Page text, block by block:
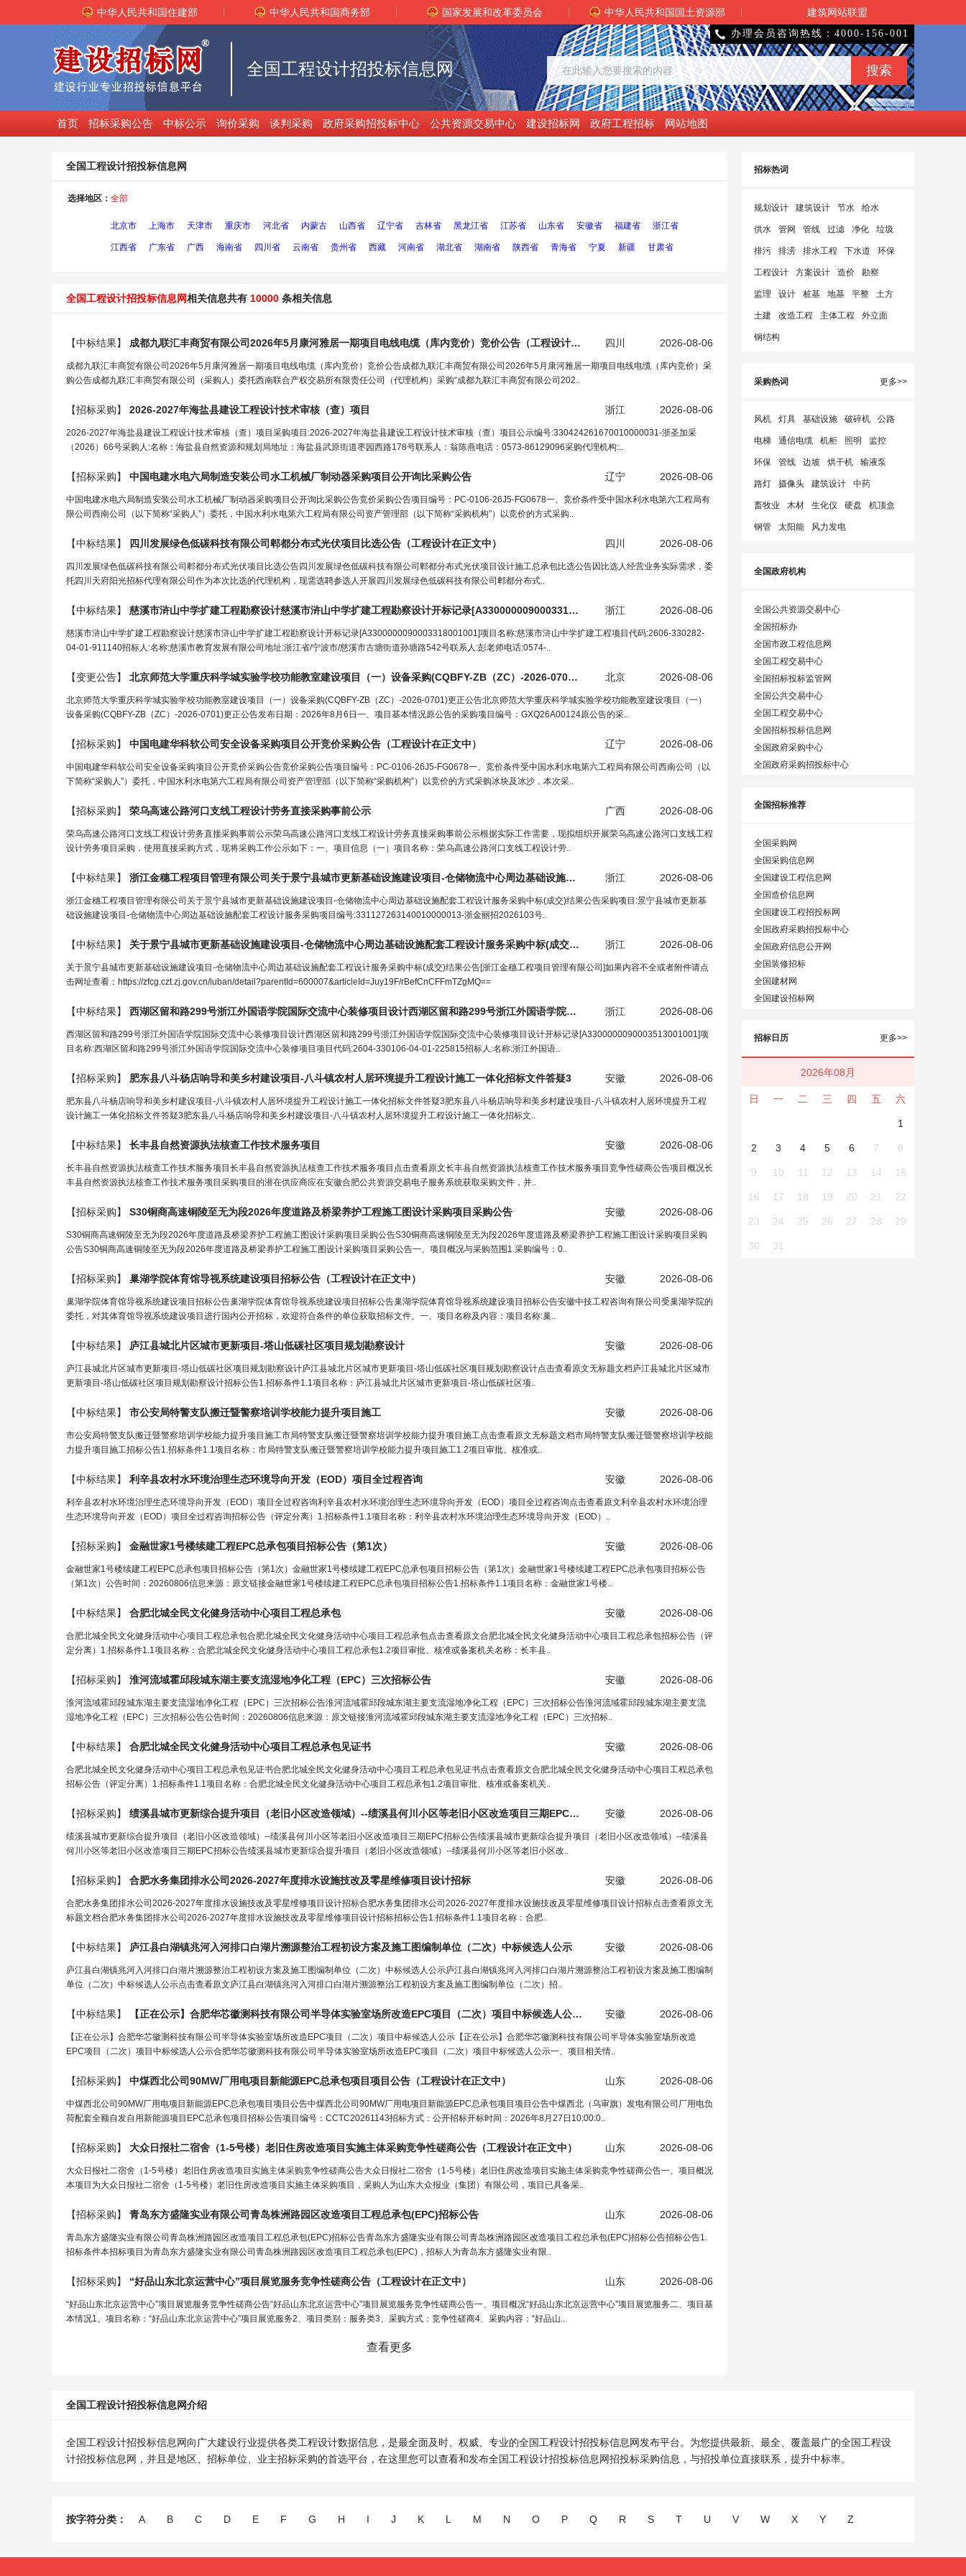
中华人民共和国住建部 中华人民共和国商务部 国家发展和改革委员会 中华人民共和国国土资源部 建筑网站联盟
全国工程设计招投标信息网
 办理会员咨询热线：4000-156-001
首页 招标采购公告 中标公示 询价采购 谈判采购 政府采购招投标中心 公共资源交易中心 建设招标网 政府工程招标 网站地图
全国工程设计招投标信息网
选择地区： 全部
北京市 上海市 天津市 重庆市 河北省 内蒙古 山西省 辽宁省 吉林省 黑龙江省 江苏省 山东省 安徽省 福建省 浙江省
江西省 广东省 广西 海南省 四川省 云南省 贵州省 西藏 河南省 湖北省 湖南省 陕西省 青海省 宁夏 新疆 甘肃省
全国工程设计招投标信息网相关信息共有 10000 条相关信息
【中标结果】 成都九联汇丰商贸有限公司2026年5月康河雅居一期项目电线电缆（库内竞价）竞价公告（工程设计在正文中）
四川 2026-08-06
成都九联汇丰商贸有限公司2026年5月康河雅居一期项目电线电缆（库内竞价）竞价公告成都九联汇丰商贸有限公司2026年5月康河雅居一期项目电线电缆（库内竞价）采
购公告成都九联汇丰商贸有限公司（采购人）委托西南联合产权交易所有限责任公司（代理机构）采购“成都九联汇丰商贸有限公司202..
【招标采购】 2026-2027年海盐县建设工程设计技术审核（查）项目 浙江 2026-08-06
2026-2027年海盐县建设工程设计技术审核（查）项目采购项目:2026-2027年海盐县建设工程设计技术审核（查）项目公示编号:330424261670010000031-浙圣加采
（2026）66号采购人:名称：海盐县自然资源和规划局地址：海盐县武原街道枣园西路178号联系人：翁陈燕电话：0573-86129096采购代理机构:..
【招标采购】 中国电建水电六局制造安装公司水工机械厂制动器采购项目公开询比采购公告 辽宁 2026-08-06
中国电建水电六局制造安装公司水工机械厂制动器采购项目公开询比采购公告竞价采购公告项目编号：PC-0106-26J5-FG0678一、竞价条件受中国水利水电第六工程局有
限公司西南公司（以下简称“采购人”）委托，中国水利水电第六工程局有限公司资产管理部（以下简称“采购机构”）以竞价的方式采购..
【中标结果】 四川发展绿色低碳科技有限公司郫都分布式光伏项目比选公告（工程设计在正文中） 四川 2026-08-06
四川发展绿色低碳科技有限公司郫都分布式光伏项目比选公告四川发展绿色低碳科技有限公司郫都分布式光伏项目设计施工总承包比选公告因比选人经营业务实际需求，委
托四川天府阳光招标代理有限公司作为本次比选的代理机构，现需选聘参选人开展四川发展绿色低碳科技有限公司郫都分布式..
【中标结果】 慈溪市浒山中学扩建工程勘察设计慈溪市浒山中学扩建工程勘察设计开标记录[A3300000090003318001001] 浙江 2026-08-06
慈溪市浒山中学扩建工程勘察设计慈溪市浒山中学扩建工程勘察设计开标记录[A3300000090003318001001]项目名称:慈溪市浒山中学扩建工程项目代码:2606-330282-
04-01-911140招标人:名称:慈溪市教育发展有限公司地址:浙江省/宁波市/慈溪市古塘街道孙塘路542号联系人:彭老师电话:0574-..
【变更公告】 北京师范大学重庆科学城实验学校功能教室建设项目（一）设备采购(CQBFY-ZB（ZC）-2026-0701)更正公告（ 工程设计在正文中）
北京 2026-08-06
北京师范大学重庆科学城实验学校功能教室建设项目（一）设备采购(CQBFY-ZB（ZC）-2026-0701)更正公告北京师范大学重庆科学城实验学校功能教室建设项目（一）
设备采购(CQBFY-ZB（ZC）-2026-0701)更正公告发布日期：2026年8月6日一、项目基本情况原公告的采购项目编号：GXQ26A00124原公告的采..
【招标采购】 中国电建华科软公司安全设备采购项目公开竞价采购公告（工程设计在正文中） 辽宁 2026-08-06
中国电建华科软公司安全设备采购项目公开竞价采购公告竞价采购公告项目编号：PC-0106-26J5-FG0678一、竞价条件受中国水利水电第六工程局有限公司西南公司（以
下简称“采购人”）委托，中国水利水电第六工程局有限公司资产管理部（以下简称“采购机构”）以竞价的方式采购冰块及冰沙，本次采..
【招标采购】 荣乌高速公路河口支线工程设计劳务直接采购事前公示 广西 2026-08-06
荣乌高速公路河口支线工程设计劳务直接采购事前公示荣乌高速公路河口支线工程设计劳务直接采购事前公示根据实际工作需要，现拟组织开展荣乌高速公路河口支线工程
设计劳务项目采购，使用直接采购方式，现将采购工作公示如下：一、项目信息（一）项目名称：荣乌高速公路河口支线工程设计劳..
【中标结果】 浙江金穗工程项目管理有限公司关于景宁县城市更新基础设施建设项目-仓储物流中心周边基础设施配套 工程设计 服务采购中标(成交)结果公告
浙江 2026-08-06
浙江金穗工程项目管理有限公司关于景宁县城市更新基础设施建设项目-仓储物流中心周边基础设施配套工程设计服务采购中标(成交)结果公告采购项目:景宁县城市更新基
础设施建设项目-仓储物流中心周边基础设施配套工程设计服务采购项目编号:331127263140010000013-浙金丽招2026103号..
【中标结果】 关于景宁县城市更新基础设施建设项目-仓储物流中心周边基础设施配套工程设计服务采购中标(成交)结果公告[浙江金穗 工程项目管理有限公司]
浙江 2026-08-06
关于景宁县城市更新基础设施建设项目-仓储物流中心周边基础设施配套工程设计服务采购中标(成交)结果公告[浙江金穗工程项目管理有限公司]如果内容不全或者附件请点
击网址查看：https://zfcg.czt.zj.gov.cn/luban/detail?parentId=600007&articleId=Juy19F/rBefCnCFFmTZgMQ==
【中标结果】 西湖区留和路299号浙江外国语学院国际交流中心装修项目设计西湖区留和路299号浙江外国语学院国际交流中心装修项目 设计开标记录[A3300000090003513001001]
浙江 2026-08-06
西湖区留和路299号浙江外国语学院国际交流中心装修项目设计西湖区留和路299号浙江外国语学院国际交流中心装修项目设计开标记录[A3300000090003513001001]项
目名称:西湖区留和路299号浙江外国语学院国际交流中心装修项目项目代码:2604-330106-04-01-225815招标人:名称:浙江外国语..
【招标采购】 肥东县八斗杨店响导和美乡村建设项目-八斗镇农村人居环境提升工程设计施工一体化招标文件答疑3 安徽 2026-08-06
肥东县八斗杨店响导和美乡村建设项目-八斗镇农村人居环境提升工程设计施工一体化招标文件答疑3肥东县八斗杨店响导和美乡村建设项目-八斗镇农村人居环境提升工程
设计施工一体化招标文件答疑3肥东县八斗杨店响导和美乡村建设项目-八斗镇农村人居环境提升工程设计施工一体化招标文..
【中标结果】 长丰县自然资源执法核查工作技术服务项目 安徽 2026-08-06
长丰县自然资源执法核查工作技术服务项目长丰县自然资源执法核查工作技术服务项目点击查看原文长丰县自然资源执法核查工作技术服务项目竞争性磋商公告项目概况长
丰县自然资源执法核查工作技术服务项目采购项目的潜在供应商应在安徽合肥公共资源交易电子服务系统获取采购文件，并..
【招标采购】 S30铜商高速铜陵至无为段2026年度道路及桥梁养护工程施工图设计采购项目采购公告 安徽 2026-08-06
S30铜商高速铜陵至无为段2026年度道路及桥梁养护工程施工图设计采购项目采购公告S30铜商高速铜陵至无为段2026年度道路及桥梁养护工程施工图设计采购项目采购
公告S30铜商高速铜陵至无为段2026年度道路及桥梁养护工程施工图设计采购项目采购公告一、项目概况与采购范围1.采购编号：0..
【招标采购】 巢湖学院体育馆导视系统建设项目招标公告（工程设计在正文中） 安徽 2026-08-06
巢湖学院体育馆导视系统建设项目招标公告巢湖学院体育馆导视系统建设项目招标公告巢湖学院体育馆导视系统建设项目招标公告安徽中技工程咨询有限公司受巢湖学院的
委托，对其体育馆导视系统建设项目进行国内公开招标，欢迎符合条件的单位获取招标文件。一、项目名称及内容：项目名称:巢..
【中标结果】 庐江县城北片区城市更新项目-塔山低碳社区项目规划勘察设计 安徽 2026-08-06
庐江县城北片区城市更新项目-塔山低碳社区项目规划勘察设计庐江县城北片区城市更新项目-塔山低碳社区项目规划勘察设计点击查看原文无标题文档庐江县城北片区城市
更新项目-塔山低碳社区项目规划勘察设计招标公告1.招标条件1.1项目名称：庐江县城北片区城市更新项目-塔山低碳社区项..
【中标结果】 市公安局特警支队搬迁暨警察培训学校能力提升项目施工 安徽 2026-08-06
市公安局特警支队搬迁暨警察培训学校能力提升项目施工市局特警支队搬迁暨警察培训学校能力提升项目施工点击查看原文无标题文档市局特警支队搬迁暨警察培训学校能
力提升项目施工招标公告1.招标条件1.1项目名称：市局特警支队搬迁暨警察培训学校能力提升项目施工1.2项目审批、核准或..
【中标结果】 利辛县农村水环境治理生态环境导向开发（EOD）项目全过程咨询 安徽 2026-08-06
利辛县农村水环境治理生态环境导向开发（EOD）项目全过程咨询利辛县农村水环境治理生态环境导向开发（EOD）项目全过程咨询点击查看原文利辛县农村水环境治理
生态环境导向开发（EOD）项目全过程咨询招标公告（评定分离）1.招标条件1.1项目名称：利辛县农村水环境治理生态环境导向开发（EOD）..
【招标采购】 金融世家1号楼续建工程EPC总承包项目招标公告（第1次） 安徽 2026-08-06
金融世家1号楼续建工程EPC总承包项目招标公告（第1次）金融世家1号楼续建工程EPC总承包项目招标公告（第1次）金融世家1号楼续建工程EPC总承包项目招标公告
（第1次）公告时间：20260806信息来源：原文链接金融世家1号楼续建工程EPC总承包项目招标公告1.招标条件1.1项目名称：金融世家1号楼..
【中标结果】 合肥北城全民文化健身活动中心项目工程总承包 安徽 2026-08-06
合肥北城全民文化健身活动中心项目工程总承包合肥北城全民文化健身活动中心项目工程总承包点击查看原文合肥北城全民文化健身活动中心项目工程总承包招标公告（评
定分离）1.招标条件1.1项目名称：合肥北城全民文化健身活动中心项目工程总承包1.2项目审批、核准或备案机关名称：长丰县..
【招标采购】 淮河流域霍邱段城东湖主要支流湿地净化工程 （EPC）三次招标公告 安徽 2026-08-06
淮河流域霍邱段城东湖主要支流湿地净化工程（EPC）三次招标公告淮河流域霍邱段城东湖主要支流湿地净化工程（EPC）三次招标公告淮河流域霍邱段城东湖主要支流
湿地净化工程（EPC）三次招标公告公告时间：20260806信息来源：原文链接淮河流域霍邱段城东湖主要支流湿地净化工程（EPC）三次招标..
【中标结果】 合肥北城全民文化健身活动中心项目工程总承包见证书 安徽 2026-08-06
合肥北城全民文化健身活动中心项目工程总承包见证书合肥北城全民文化健身活动中心项目工程总承包见证书点击查看原文合肥北城全民文化健身活动中心项目工程总承包
招标公告（评定分离）1.招标条件1.1项目名称：合肥北城全民文化健身活动中心项目工程总承包1.2项目审批、核准或备案机关..
【招标采购】 绩溪县城市更新综合提升项目（老旧小区改造领域）--绩溪县何川小区等老旧小区改造项目三期EPC招标公告（ 工程设计 在正文中）
安徽 2026-08-06
绩溪县城市更新综合提升项目（老旧小区改造领域）--绩溪县何川小区等老旧小区改造项目三期EPC招标公告绩溪县城市更新综合提升项目（老旧小区改造领域）--绩溪县
何川小区等老旧小区改造项目三期EPC招标公告绩溪县城市更新综合提升项目（老旧小区改造领域）--绩溪县何川小区等老旧小区改..
【招标采购】 合肥水务集团排水公司2026-2027年度排水设施技改及零星维修项目设计招标 安徽 2026-08-06
合肥水务集团排水公司2026-2027年度排水设施技改及零星维修项目设计招标合肥水务集团排水公司2026-2027年度排水设施技改及零星维修项目设计招标点击查看原文无
标题文档合肥水务集团排水公司2026-2027年度排水设施技改及零星维修项目设计招标招标公告1.招标条件1.1项目名称：合肥..
【中标结果】 庐江县白湖镇兆河入河排口白湖片溯源整治工程初设方案及施工图编制单位（二次）中标候选人公示 安徽 2026-08-06
庐江县白湖镇兆河入河排口白湖片溯源整治工程初设方案及施工图编制单位（二次）中标候选人公示庐江县白湖镇兆河入河排口白湖片溯源整治工程初设方案及施工图编制
单位（二次）中标候选人公示点击查看原文庐江县白湖镇兆河入河排口白湖片溯源整治工程初设方案及施工图编制单位（二次）招..
【中标结果】 【正在公示】合肥华芯徽测科技有限公司半导体实验室场所改造EPC项目（二次）项目中标候选人公示（ 工程设计 在正文中）
安徽 2026-08-06
【正在公示】合肥华芯徽测科技有限公司半导体实验室场所改造EPC项目（二次）项目中标候选人公示【正在公示】合肥华芯徽测科技有限公司半导体实验室场所改造
EPC项目（二次）项目中标候选人公示合肥华芯徽测科技有限公司半导体实验室场所改造EPC项目（二次）项目中标候选人公示一、项目相关情..
【招标采购】 中煤西北公司90MW厂用电项目新能源EPC总承包项目项目公告（工程设计在正文中） 山东 2026-08-06
中煤西北公司90MW厂用电项目新能源EPC总承包项目项目公告中煤西北公司90MW厂用电项目新能源EPC总承包项目项目公告中煤西北（乌审旗）发电有限公司厂用电负
荷配套全额自发自用新能源项目EPC总承包项目招标公告项目编号：CCTC20261143招标方式：公开招标开标时间：2026年8月27日10:00:0..
【招标采购】 大众日报社二宿舍（1-5号楼）老旧住房改造项目实施主体采购竞争性磋商公告（工程设计在正文中） 山东 2026-08-06
大众日报社二宿舍（1-5号楼）老旧住房改造项目实施主体采购竞争性磋商公告大众日报社二宿舍（1-5号楼）老旧住房改造项目实施主体采购竞争性磋商公告一、项目概况
本项目为大众日报社二宿舍（1-5号楼）老旧住房改造项目实施主体采购项目，采购人为山东大众报业（集团）有限公司，项目已具备采..
【招标采购】 青岛东方盛隆实业有限公司青岛株洲路园区改造项目工程总承包(EPC)招标公告 山东 2026-08-06
青岛东方盛隆实业有限公司青岛株洲路园区改造项目工程总承包(EPC)招标公告青岛东方盛隆实业有限公司青岛株洲路园区改造项目工程总承包(EPC)招标公告招标公告1.
招标条件本招标项目为青岛东方盛隆实业有限公司青岛株洲路园区改造项目工程总承包(EPC)，招标人为青岛东方盛隆实业有限..
【招标采购】 “好品山东北京运营中心”项目展览服务竞争性磋商公告（工程设计在正文中） 山东 2026-08-06
“好品山东北京运营中心”项目展览服务竞争性磋商公告“好品山东北京运营中心”项目展览服务竞争性磋商公告一、项目概况“好品山东北京运营中心”项目展览服务二、项目基
本情况1、项目名称：“好品山东北京运营中心”项目展览服务2、项目类别：服务类3、采购方式：竞争性磋商4、采购内容：“好品山..
查看更多
招标热词
规划设计 建筑设计 节水 给水
供水 管网 管线 过滤 净化 垃圾
排污 排涝 排水工程 下水道 环保
工程设计 方案设计 造价 勘察
监理 设计 桩基 地基 平整 土方
土建 改造工程 主体工程 外立面
钢结构
采购热词 更多>>
风机 灯具 基础设施 破碎机 公路
电梯 通信电缆 机柜 照明 监控
环保 管线 边坡 烘干机 输液泵
路灯 摄像头 建筑设计 中药
畜牧业 木材 生化仪 硬盘 机顶盒
钢管 太阳能 风力发电
全国政府机构
全国公共资源交易中心
全国招标办
全国市政工程信息网
全国工程交易中心
全国招标投标监管网
全国公共交易中心
全国工程交易中心
全国招标投标信息网
全国政府采购中心
全国政府采购招投标中心
全国招标推荐
全国采购网
全国采购信息网
全国建设工程信息网
全国造价信息网
全国建设工程招投标网
全国政府采购招投标中心
全国政府信息公开网
全国装修招标
全国建材网
全国建设招标网
招标日历 更多>>
2026年08月
日 一 二 三 四 五 六
1
2 3 4 5 6 7 8
9 10 11 12 13 14 15
16 17 18 19 20 21 22
23 24 25 26 27 28 29
30 31
全国工程设计招投标信息网介绍
全国工程设计招投标信息网向广大建设行业提供各类工程设计数据信息，是最全面及时、权威、专业的全国工程设计招投标信息网发布平台。为您提供最新、最全、覆盖最广的全国工程设
计招投标信息网，并且是地区、招标单位、业主招标采购的首选平台，在这里您可以查看和发布全国工程设计招投标信息网招投标采购信息，与招投单位直接联系，提升中标率。
按字符分类： A B C D E F G H I J K L M N O P Q R S T U V W X Y Z